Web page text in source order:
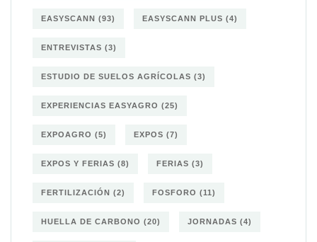
EASYSCANN (93) EASYSCANN PLUS (4)
ENTREVISTAS (3)
ESTUDIO DE SUELOS AGRÍCOLAS (3)
EXPERIENCIAS EASYAGRO (25)
EXPOAGRO (5) EXPOS (7)
EXPOS Y FERIAS (8) FERIAS (3)
FERTILIZACIÓN (2) FOSFORO (11)
HUELLA DE CARBONO (20) JORNADAS (4)